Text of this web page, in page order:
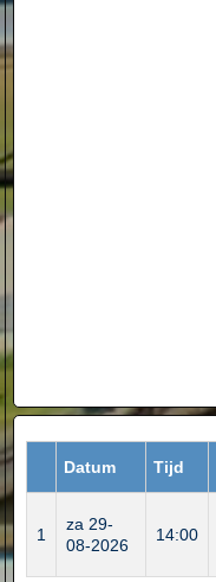
Datum Tijd
1
za 29-
08-2026
14:00